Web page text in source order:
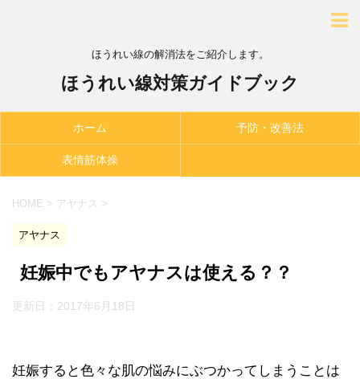
ほうれい線の解消法をご紹介します。
ほうれい線対策ガイドブック
ホーム 予防・改善法
表情筋体操
HOME > アヤナス >
アヤナス
妊娠中でもアヤナスは使える？？
更新日： 2017年6月18日
妊娠すると色々な肌の悩みにぶつかってしまうことは